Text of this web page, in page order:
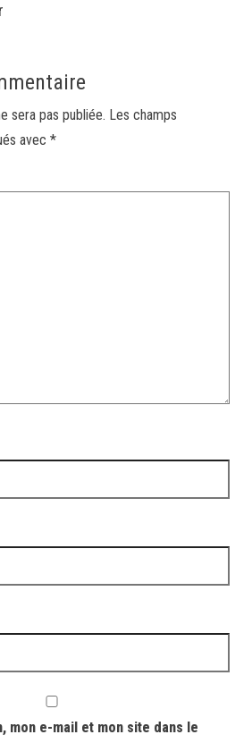
sera pas publiée. Les champs
avec *
mon e-mail et mon site dans le